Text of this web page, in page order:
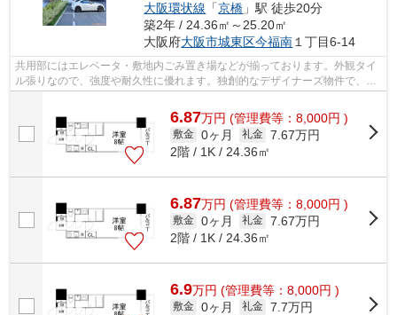
大阪環状線 「京橋 」駅 徒歩20分
築2年 / 24.36㎡～25.20㎡
大阪府大阪市城東区今福南１丁目6-14
共用部にはエレベータ・敷地内ごみ置き場などが揃っております。外観タイ
ル張りなので、強度や耐久性に優れます。独創的なデザイナーズ物件で、ご
6.87万円 (管理費等：8,000円 )
敷金 0ヶ月 礼金 7.67万円
2階 / 1K / 24.36㎡
6.87万円 (管理費等：8,000円 )
敷金 0ヶ月 礼金 7.67万円
2階 / 1K / 24.36㎡
6.9万円 (管理費等：8,000円 )
敷金 0ヶ月 礼金 7.7万円